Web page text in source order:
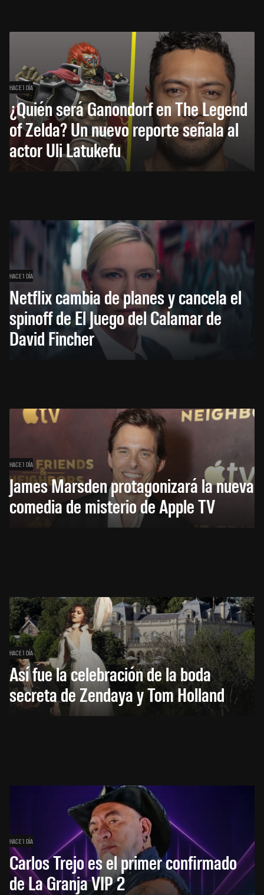
HACE 1 DÍA
¿Quién será Ganondorf en The Legend
of Zelda? Un nuevo reporte señala al
actor Uli Latukefu
HACE 1 DÍA
Netflix cambia de planes y cancela el
spinoff de El Juego del Calamar de
David Fincher
HACE 1 DÍA
James Marsden protagonizará la nueva
comedia de misterio de Apple TV
HACE 1 DÍA
Así fue la celebración de la boda
secreta de Zendaya y Tom Holland
HACE 1 DÍA
Carlos Trejo es el primer confirmado
de La Granja VIP 2